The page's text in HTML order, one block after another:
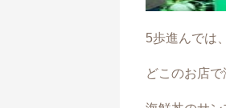
5歩進んでは
どこのお店